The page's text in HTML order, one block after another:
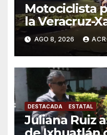
Motociclista
la Veracruz-
AGO 8, 2026
DESTACADA ESTATAL
Juliana Ruiz